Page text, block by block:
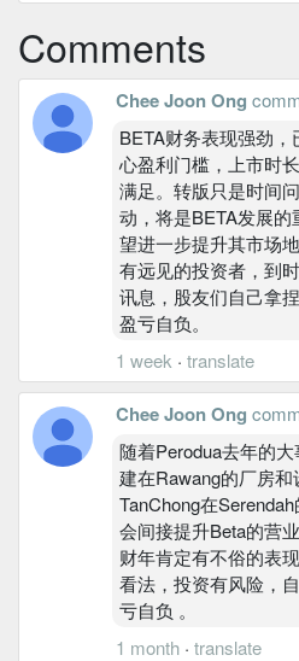
Comments
Chee Joon Ong
BETA财务表现强劲
心盈利门槛，上市时
满足。转版只是时间
动，将是BETA发展
望进一步提升其市场
有远见的投资者，到
讯息，股友们自己拿
盈亏自负。
1 week · translate
Chee Joon Ong
随着Perodua去年的
建在Rawang的厂房
TanChong在
会间接提升Beta的营
财年肯定有不俗的表
看法，投资有风险，
亏自负 。
1 month · translate